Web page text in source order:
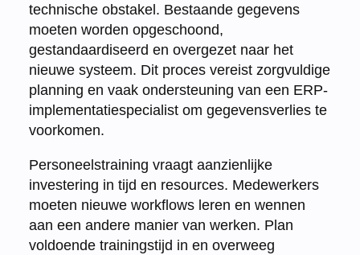
technische obstakel. Bestaande gegevens
moeten worden opgeschoond,
gestandaardiseerd en overgezet naar het
nieuwe systeem. Dit proces vereist zorgvuldige
planning en vaak ondersteuning van een ERP-
implementatiespecialist om gegevensverlies te
voorkomen.
Personeelstraining vraagt aanzienlijke
investering in tijd en resources. Medewerkers
moeten nieuwe workflows leren en wennen
aan een andere manier van werken. Plan
voldoende trainingstijd in en overweeg